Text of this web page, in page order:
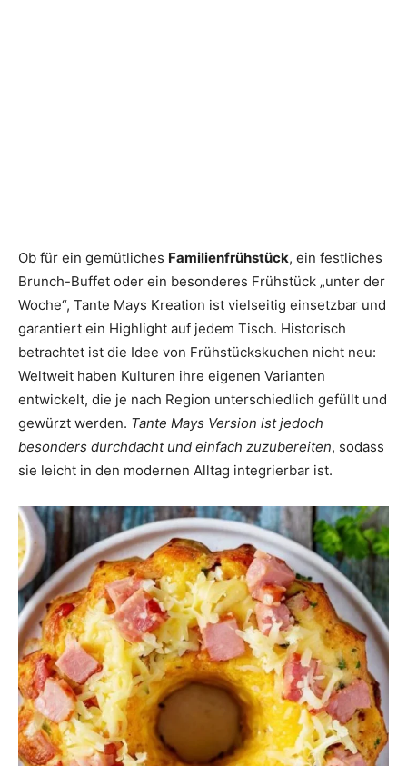
Ob für ein gemütliches Familienfrühstück, ein festliches
Brunch-Buffet oder ein besonderes Frühstück „unter der
Woche“, Tante Mays Kreation ist vielseitig einsetzbar und
garantiert ein Highlight auf jedem Tisch. Historisch
betrachtet ist die Idee von Frühstückskuchen nicht neu:
Weltweit haben Kulturen ihre eigenen Varianten
entwickelt, die je nach Region unterschiedlich gefüllt und
gewürzt werden. Tante Mays Version ist jedoch
besonders durchdacht und einfach zuzubereiten, sodass
sie leicht in den modernen Alltag integrierbar ist.